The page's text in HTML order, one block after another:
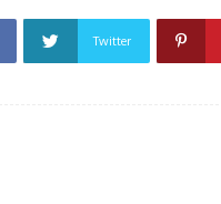
Twitter